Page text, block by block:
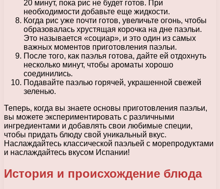
20 минут, пока рис не будет готов. При
необходимости добавьте еще жидкости.
Когда рис уже почти готов, увеличьте огонь, чтобы
образовалась хрустящая корочка на дне паэльи.
Это называется «социар», и это один из самых
важных моментов приготовления паэльи.
После того, как паэлья готова, дайте ей отдохнуть
несколько минут, чтобы ароматы хорошо
соединились.
Подавайте паэлью горячей, украшенной свежей
зеленью.
Теперь, когда вы знаете основы приготовления паэльи,
вы можете экспериментировать с различными
ингредиентами и добавлять свои любимые специи,
чтобы придать блюду свой уникальный вкус.
Наслаждайтесь классической паэльей с морепродуктами
и наслаждайтесь вкусом Испании!
История и происхождение блюда